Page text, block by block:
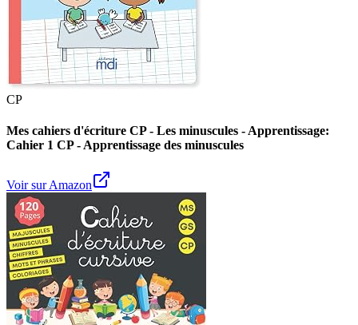
CP
Mes cahiers d'écriture CP - Les minuscules - Apprentissage:
Cahier 1 CP - Apprentissage des minuscules
Voir sur Amazon